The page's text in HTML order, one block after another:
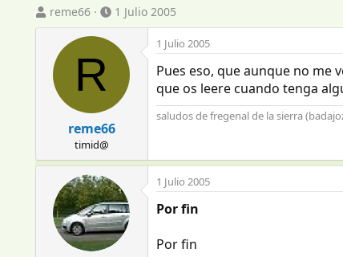
I
n
a
e
e
m
reme66
F
e
c
e
n
c
i
o
1 Julio 2005
R
reme66
timid@
1 Julio 2005
Pues eso, que aunque no me
que os leere cuando tenga
saludos de fregenal de la sierra
1 Julio 2005
Por fin
Por fin